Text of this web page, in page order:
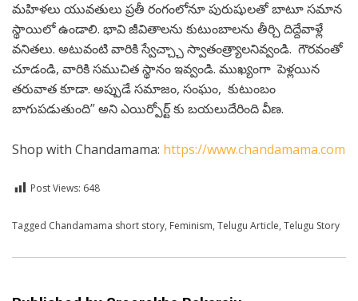
మహిళలు యువతులు ప్రతీ రంగంలోనూ పురుషులతో బాటూ సమాన
స్థాయిలో ఉండాలి. భావి జీవితాలను కుటుంబాలను తీర్చి దిద్దేవాళ్లే
వనితలు. అటువంటి వారికి స్వేచ్చ్చా స్వాతంత్ర్యాలనివ్వండి. గౌరవంతో
చూడండి, వారికి సముచిత స్థానం ఇవ్వండి. ముఖ్యంగా పెళ్లయిన
తరువాత కూడా. అప్పుడే సమాజం, సంఘం, కుటుంబం
బాగుపడుతుంది” అని ఎయిర్పోర్ట్ కు బయలుదేరింది వీణ.
Shop with Chandamama: https://www.chandamama.com
Post Views: 648
Posted inTelugu
Tagged Chandamama short story, Feminism, Telugu Article, Telugu Story